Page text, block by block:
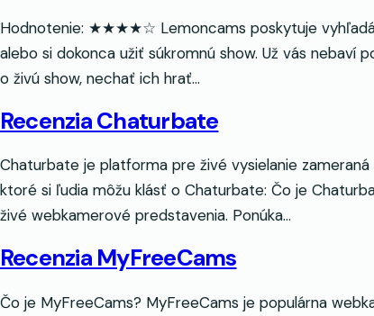
Hodnotenie: ★★★★☆ Lemoncams poskytuje
alebo si dokonca užiť súkromnú show. Už vás
o živú show, nechať ich hrať…
Recenzia Chaturbate
Chaturbate je platforma pre živé vysielanie
ktoré si ľudia môžu klásť o Chaturbate: Čo je
živé webkamerové predstavenia. Ponúka…
Recenzia MyFreeCams
Čo je MyFreeCams? MyFreeCams je populárna